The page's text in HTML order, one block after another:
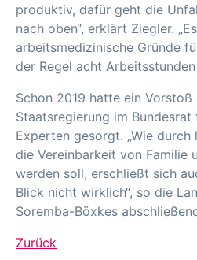
produktiv, dafür geht die
nach oben“, erklärt Ziegler.
arbeitsmedizinische Gründe
der Regel acht
Schon 2019 hatte ein Vorstoß
Staatsregierung im
Experten gesorgt. „Wie
die Vereinbarkeit von Familie
werden soll, erschließt sich
Blick nicht wirklich“, so die
Soremba-Böxkes
Zurück